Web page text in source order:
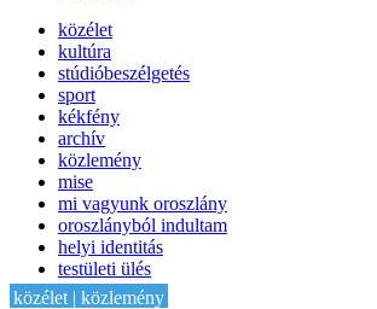
közélet
kultúra
stúdióbeszélgetés
sport
kékfény
archív
közlemény
mise
mi vagyunk oroszlány
oroszlányból indultam
helyi identitás
testületi ülés
IT-HON
közélet | közlemény